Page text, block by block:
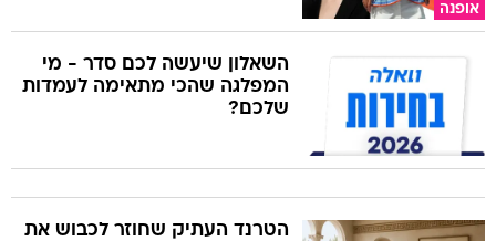
אופנה
השאלון שיעשה לכם סדר - מי
המפלגה שהכי מתאימה לעמדות
שלכם?
הטרנד העתיק שחוזר לכבוש את